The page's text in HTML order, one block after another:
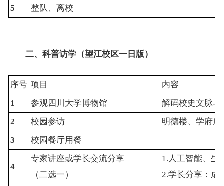
5
整队、离校
二、 科普访学（望江校区一日版）
序号 项目
内容
1
参观四川大学博物馆
解码校史文脉
2
校园参访
明德楼、学府
3
校园餐厅用餐
4
专家讲座或学长交流分享
（二选一）
1.人工智能、生
2.学长分享：成